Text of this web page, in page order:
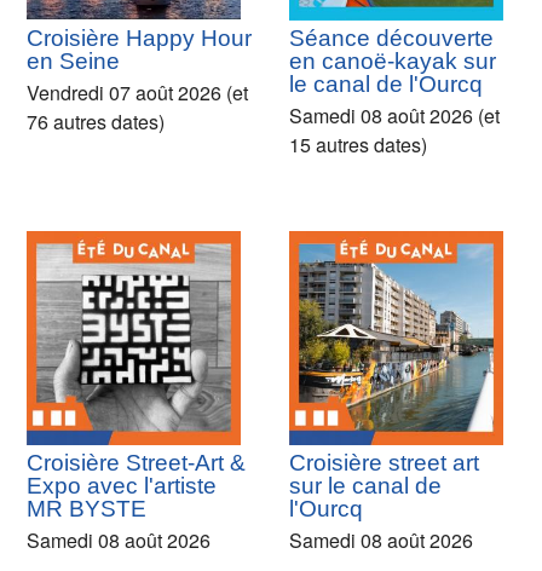
Croisière Happy Hour
en Seine
Vendredi 07 août 2026 (et
76 autres dates)
Séance découverte
en canoë-kayak sur
le canal de l'Ourcq
Samedi 08 août 2026 (et
15 autres dates)
Croisière Street-Art &
Expo avec l'artiste
MR BYSTE
Samedi 08 août 2026
Croisière street art
sur le canal de
l'Ourcq
Samedi 08 août 2026